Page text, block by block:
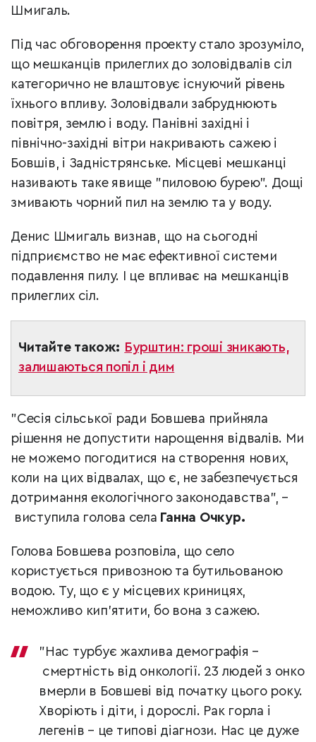
Шмигаль.
Під час обговорення проекту стало зрозуміло,
що мешканців прилеглих до золовідвалів сіл
категорично не влаштовує існуючий рівень
їхнього впливу. Золовідвали забруднюють
повітря, землю і воду. Панівні західні і
північно-західні вітри накривають сажею і
Бовшів, і Задністрянське. Місцеві мешканці
називають таке явище "пиловою бурею". Дощі
змивають чорний пил на землю та у воду.
Денис Шмигаль визнав, що на сьогодні
підприємство не має ефективної системи
подавлення пилу. І це впливає на мешканців
прилеглих сіл.
Читайте також: Бурштин: гроші зникають,
залишаються попіл і дим
"Сесія сільської ради Бовшева прийняла
рішення не допустити нарощення відвалів. Ми
не можемо погодитися на створення нових,
коли на цих відвалах, що є, не забезпечується
дотримання екологічного законодавства", –
виступила голова села Ганна Очкур.
Голова Бовшева розповіла, що село
користується привозною та бутильованою
водою. Ту, що є у місцевих криницях,
неможливо кип'ятити, бо вона з сажею.
"Нас турбує жахлива демографія –
смертність від онкології. 23 людей з онко
вмерли в Бовшеві від початку цього року.
Хворіють і діти, і дорослі. Рак горла і
легенів – це типові діагнози. Нас це дуже